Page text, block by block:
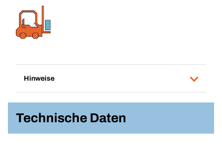
Hinweise
Technische Daten